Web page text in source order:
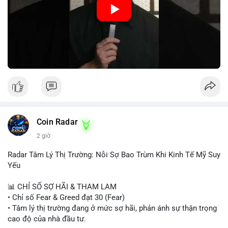
hiệu tích cực, nhưng Funding Rate thấp và tâm lý Fear cho thấy
chưa có động lực tăng giá mạnh. Nhà đầu tư nên thận trọng,
tránh sử dụng đòn bẩy cao. Với Vlike Market Index ở mức
42/100, chiến lược hợp lý là quan sát và chờ đợi tín hiệu rõ
ràng hơn. Nếu BTC giữ được vùng hỗ trợ hiện tại và Fear &
Greed Index phục hồi lên trên 40, có thể xem xét mua dần.
#vlikemarketindex42
Coin Radar
2 giờ
Radar Tâm Lý Thị Trường: Nỗi Sợ Bao Trùm Khi Kinh Tế Mỹ Suy
Yếu
📊 CHỈ SỐ SỢ HÃI & THAM LAM
• Chỉ số Fear & Greed đạt 30 (Fear)
• Tâm lý thị trường đang ở mức sợ hãi, phản ánh sự thận trọng
cao độ của nhà đầu tư.